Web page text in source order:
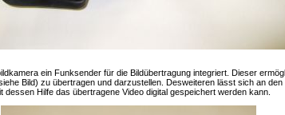
ein Funksender für die Bildübertragung integriert. Dieser
Bild) zu übertragen und darzustellen. Desweiteren lässt sich an den
Hilfe das übertragene Video digital gespeichert werden kann.